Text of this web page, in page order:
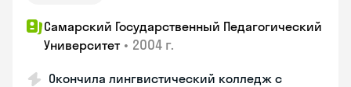
Самарский Государственный Педагогический
Университет • 2004 г.
Окончила лингвистический колледж с